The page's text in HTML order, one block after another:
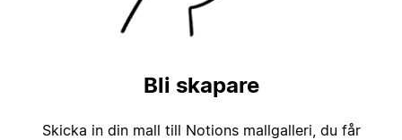
Bli skapare
Skicka in din mall till Notions mallgalleri, du får